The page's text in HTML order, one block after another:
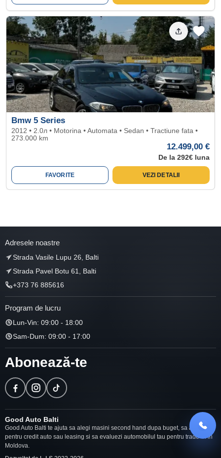
Bmw 5 Series
2012 • 2.0л • Motorina • Automata • Sedan • Tractiune fata •
273.000 km
12.499,00 €
De la 292€ luna
FAVORITE VEZI DETALII
Adresele noastre
Strada Vasile Lupu 26, Balti
Strada Pavel Botu 61, Balti
+373 76 885616
Program de lucru
Lun-Vin: 09:00 - 18:00
Sam-Dum: 09:00 - 17:00
Abonează-te
Good Auto Balti
Good Auto Balti te ajuta sa alegi masini second hand dupa buget, sa aplici
pentru credit auto sau leasing si sa evaluezi automobilul tau pentru trade-in in
Moldova.